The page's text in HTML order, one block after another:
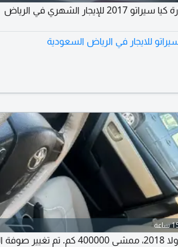
2017 للإيجار الشهري في الرياض
للايجار في الرياض السعودية
كورولا 2018، ممشى 400000 كم.